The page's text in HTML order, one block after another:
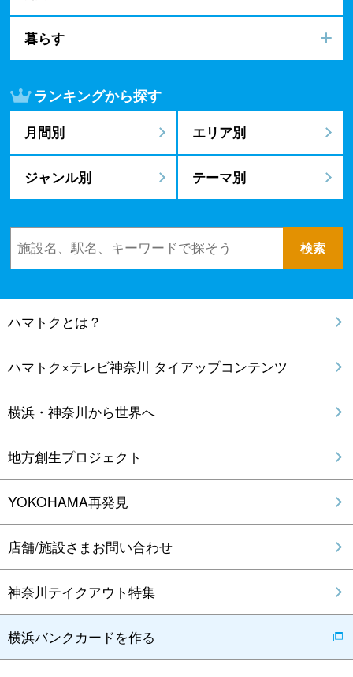
暮らす
ランキングから探す
月間別 エリア別
ジャンル別 テーマ別
ハマトクとは？
ハマトク×テレビ神奈川 タイアップコンテンツ
横浜・神奈川から世界へ
地方創生プロジェクト
YOKOHAMA再発見
店舗/施設さまお問い合わせ
神奈川テイクアウト特集
横浜バンクカードを作る